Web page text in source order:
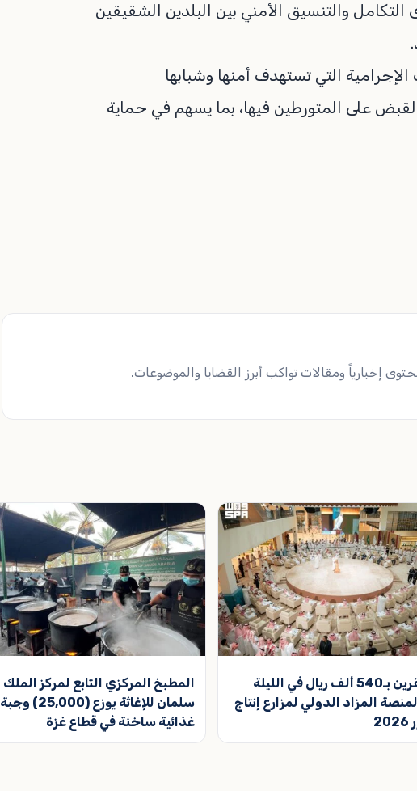
والتنسيق الأمني بين البلدين الشقيقين
التي تستهدف أمنها وشبابها
على المتورطين فيها، بما يسهم في حماية
إخبارياً ومقالات تواكب أبرز القضايا والموضوعات.
بيع صقرين بـ540 ألف ريال في الليلة
لمنصة المزاد الدولي لمزارع إنتاج
المطبخ المركزي التابع لمركز الملك
سلمان للإغاثة يوزع (25,000) وجبة
غذائية ساخنة في قطاع غزة